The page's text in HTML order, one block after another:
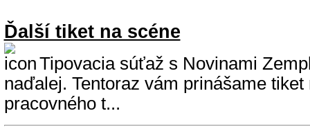
Ďalší tiket na scéne
Tipovacia súťaž s Novinami
naďalej. Tentoraz vám prinášame tiket
pracovného t...